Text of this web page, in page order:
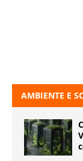
AMBIENTE E